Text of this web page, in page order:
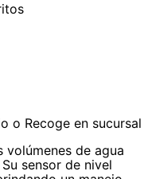
o Recoge en sucursal
volúmenes de agua
sensor de nivel